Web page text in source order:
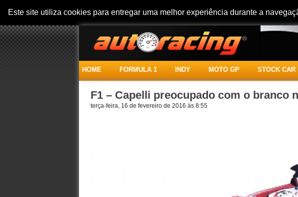
Este site utiliza cookies para entregar uma melhor experiência durante a
HOME FORMULA 1 INDY MOTO GP STOCK CAR
F1 – Capelli preocupado com o branco
terça-feira, 16 de fevereiro de 2016 às 8:55